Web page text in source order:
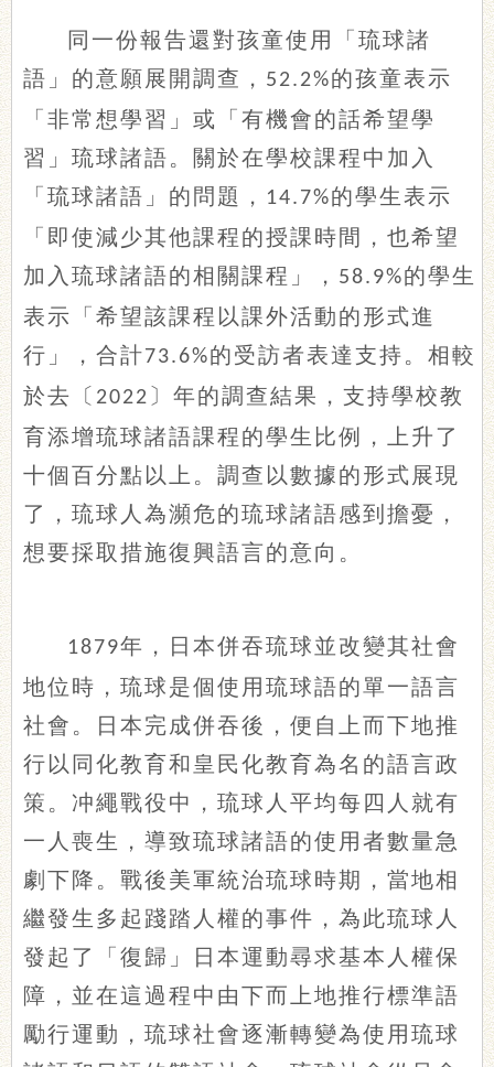
同一份報告還對孩童使用「琉球諸
語」的意願展開調查， 52.2%的孩童表示
「非常想學習」或「有機會的話希望學
習」琉球諸語。關於在學校課程中加入
「琉球諸語」的問題， 14.7%的學生表示
「即使減少其他課程的授課時間，也希望
加入琉球諸語的相關課程」， 58.9%的學生
表示「希望該課程以課外活動的形式進
行」，合計73.6%的受訪者表達支持。相較
於去〔 2022 〕年的調查結果，支持學校教
育添增琉球諸語課程的學生比例，上升了
十個百分點以上。調查以數據的形式展現
了，琉球人為瀕危的琉球諸語感到擔憂，
想要採取措施復興語言的意向。
1879年，日本併吞琉球並改變其社會
地位時，琉球是個使用琉球語的單一語言
社會。日本完成併吞後，便自上而下地推
行以同化教育和皇民化教育為名的語言政
策。冲繩戰役中，琉球人平均每四人就有
一人喪生，導致琉球諸語的使用者數量急
劇下降。戰後美軍統治琉球時期，當地相
繼發生多起踐踏人權的事件，為此琉球人
發起了「復歸」日本運動尋求基本人權保
障，並在這過程中由下而上地推行標準語
勵行運動，琉球社會逐漸轉變為使用琉球